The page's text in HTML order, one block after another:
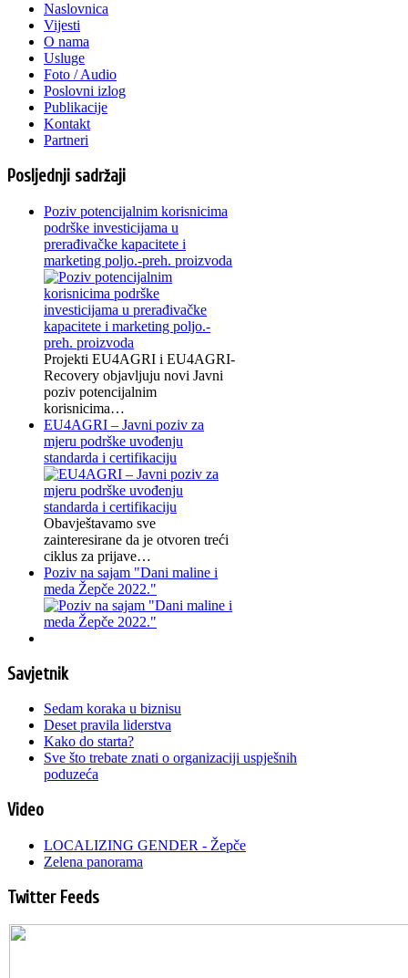
Naslovnica
Vijesti
O nama
Usluge
Foto / Audio
Poslovni izlog
Publikacije
Kontakt
Partneri
Posljednji sadržaji
Poziv potencijalnim korisnicima
podrške investicijama u
prerađivačke kapacitete i
marketing poljo.-preh. proizvoda
Projekti EU4AGRI i EU4AGRI-
Recovery objavljuju novi Javni
poziv potencijalnim
korisnicima…
EU4AGRI – Javni poziv za
mjeru podrške uvođenju
standarda i certifikaciju
Obavještavamo sve
zainteresirane da je otvoren treći
ciklus za prijave…
Poziv na sajam "Dani maline i
meda Žepče 2022."
Savjetnik
Sedam koraka u biznisu
Deset pravila liderstva
Kako do starta?
Sve što trebate znati o organizaciji uspješnih
poduzeća
Video
LOCALIZING GENDER - Žepče
Zelena panorama
Twitter Feeds